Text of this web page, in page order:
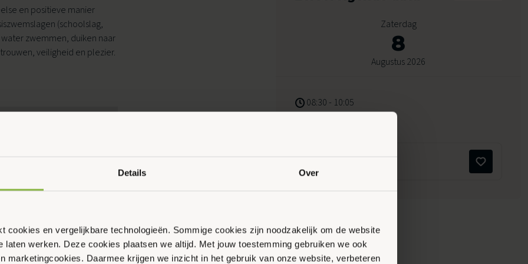
Details Over
cookies en vergelijkbare technologieën. Sommige cookies zijn noodzakelijk om de website
laten werken. Deze cookies plaatsen we altijd. Met jouw toestemming gebruiken we ook
marketingcookies. Daarmee krijgen we inzicht in het gebruik van onze website, verbeteren
Ouder & Kind Beweegfeest
en positieve manier
(schoolslag,
zwemmen, duiken naar
veiligheid en plezier.
Zaterdag
8
Augustus 2026
08:30 - 10:05
Peppelensteeg 17, Ede